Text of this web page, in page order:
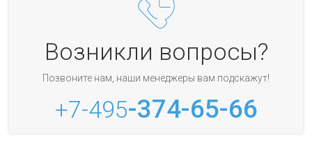
Возникли вопросы?
Позвоните нам, наши менеджеры вам подскажут!
+7-495-374-65-66